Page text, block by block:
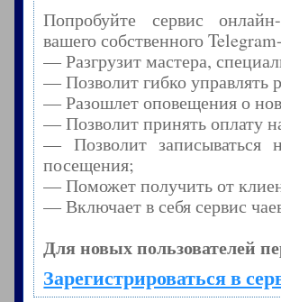
Попробуйте сервис
вашего собственного
— Разгрузит мастера,
— Позволит гибко управлять
— Разошлет оповещения о
— Позволит принять оплату
— Позволит записываться
посещения;
— Поможет получить от
— Включает в себя сервис
Для новых пользователей
Зарегистрироваться в